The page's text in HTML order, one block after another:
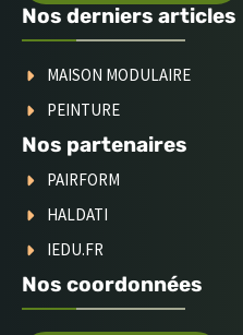
Nos derniers articles
MAISON MODULAIRE
PEINTURE
Nos partenaires
PAIRFORM
HALDATI
IEDU.FR
Nos coordonnées